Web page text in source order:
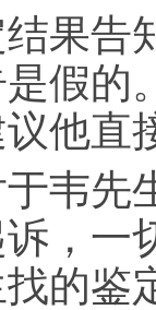
果告
假的
他直
韦先
，一
的鉴